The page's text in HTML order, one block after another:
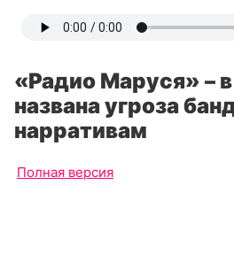
«Радио Маруся» –
названа угроза
нарративам
Полная версия